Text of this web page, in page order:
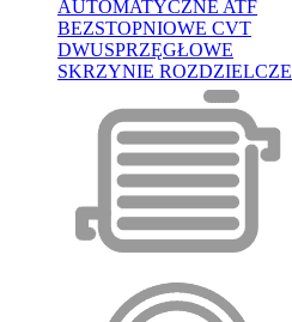
AUTOMATYCZNE ATF
BEZSTOPNIOWE CVT
DWUSPRZĘGŁOWE
SKRZYNIE ROZDZIELCZE